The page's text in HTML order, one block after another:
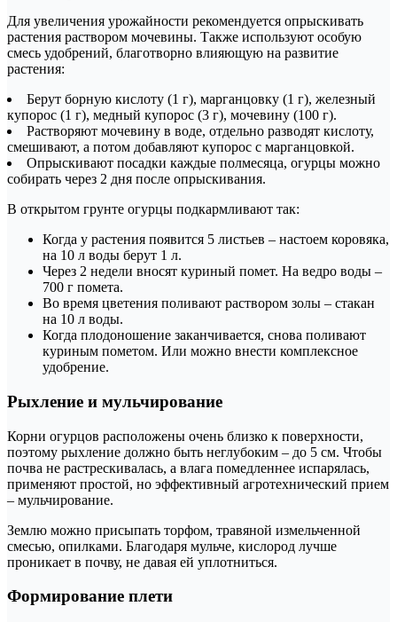
Для увеличения урожайности рекомендуется опрыскивать
растения раствором мочевины. Также используют особую
смесь удобрений, благотворно влияющую на развитие
растения:
Берут борную кислоту (1 г), марганцовку (1 г), железный
купорос (1 г), медный купорос (3 г), мочевину (100 г).
Растворяют мочевину в воде, отдельно разводят кислоту,
смешивают, а потом добавляют купорос с марганцовкой.
Опрыскивают посадки каждые полмесяца, огурцы можно
собирать через 2 дня после опрыскивания.
В открытом грунте огурцы подкармливают так:
Когда у растения появится 5 листьев – настоем коровяка,
на 10 л воды берут 1 л.
Через 2 недели вносят куриный помет. На ведро воды –
700 г помета.
Во время цветения поливают раствором золы – стакан
на 10 л воды.
Когда плодоношение заканчивается, снова поливают
куриным пометом. Или можно внести комплексное
удобрение.
Рыхление и мульчирование
Корни огурцов расположены очень близко к поверхности,
поэтому рыхление должно быть неглубоким – до 5 см. Чтобы
почва не растрескивалась, а влага помедленнее испарялась,
применяют простой, но эффективный агротехнический прием
– мульчирование.
Землю можно присыпать торфом, травяной измельченной
смесью, опилками. Благодаря мульче, кислород лучше
проникает в почву, не давая ей уплотниться.
Формирование плети